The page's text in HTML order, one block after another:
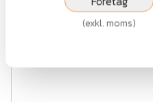
(exkl. moms)